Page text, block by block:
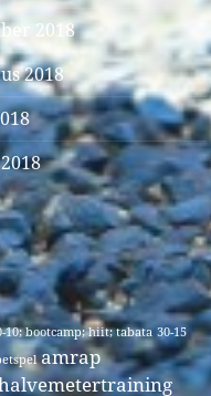
2018
2018
10; bootcamp; hiit; tabata 30-15
amrap